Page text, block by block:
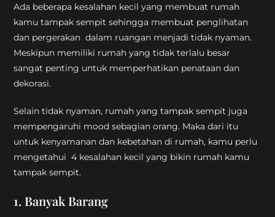
Ada beberapa kesalahan kecil yang membuat rumah
kamu tampak sempit sehingga membuat penglihatan
dan pergerakan dalam ruangan menjadi tidak nyaman.
Meskipun memiliki rumah yang tidak terlalu besar
sangat penting untuk memperhatikan penataan dan
dekorasi.
Selain tidak nyaman, rumah yang tampak sempit juga
mempengaruhi mood sebagian orang. Maka dari itu
untuk kenyamanan dan kebetahan di rumah, kamu perlu
mengetahui 4 kesalahan kecil yang bikin rumah kamu
tampak sempit.
1. Banyak Barang